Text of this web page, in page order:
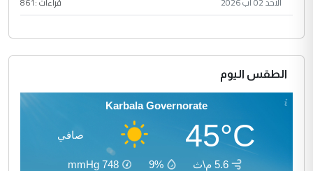
الطقس اليوم
Karbala Governorate
45°C صافي
5.6 م\ث 9%
748
mmHg